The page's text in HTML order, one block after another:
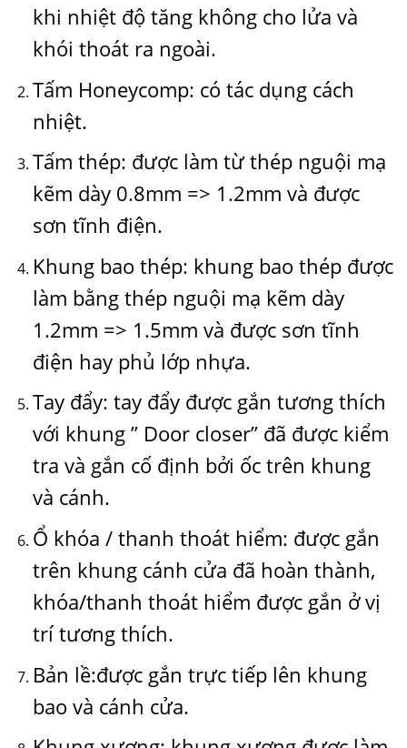
khi nhiệt độ tăng không cho lửa và
khói thoát ra ngoài.
Tấm Honeycomp: có tác dụng cách
nhiệt.
Tấm thép: được làm từ thép nguội mạ
kẽm dày 0.8mm => 1.2mm và được
sơn tĩnh điện.
Khung bao thép: khung bao thép được
làm bằng thép nguội mạ kẽm dày
1.2mm => 1.5mm và được sơn tĩnh
điện hay phủ lớp nhựa.
Tay đẩy: tay đẩy được gắn tương thích
với khung ” Door closer” đã được kiểm
tra và gắn cố định bởi ốc trên khung
và cánh.
Ổ khóa / thanh thoát hiểm: được gắn
trên khung cánh cửa đã hoàn thành,
khóa/thanh thoát hiểm được gắn ở vị
trí tương thích.
Bản lề:được gắn trực tiếp lên khung
bao và cánh cửa.